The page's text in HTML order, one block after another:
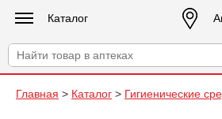
Каталог
Главная > Каталог > Гигиенические